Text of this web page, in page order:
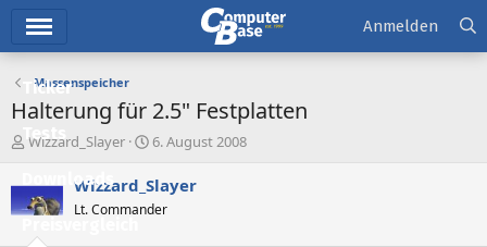
Ticker
Tests
Downloads
Anmelden
Massenspeicher
Halterung für 2.5" Festplatten
E
t
e
Wizzard_Slayer
E
s
t
e
6. August 2008
Wizzard_Slayer
Lt. Commander